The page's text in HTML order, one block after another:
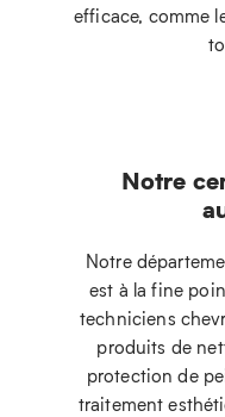
efficace, comme
Notre
Notre
est à la fine
techniciens
produits de
protection de
traitement